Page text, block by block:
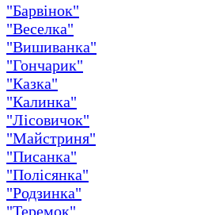
"Барвінок"
"Веселка"
"Вишиванка"
"Гончарик"
"Казка"
"Калинка"
"Лісовичок"
"Майстриня"
"Писанка"
"Полісянка"
"Родзинка"
"Теремок"